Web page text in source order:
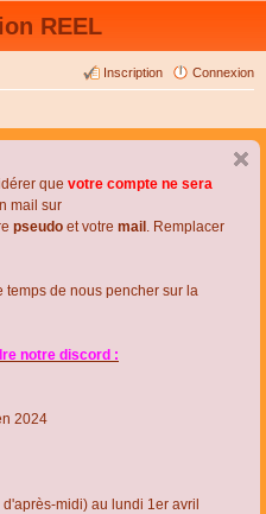
REEL
Connexion
Inscription
que votre compte ne sera
mail sur
pseudo et votre mail . Remplacer
temps de nous pencher sur la
notre discord :
2024
midi) au lundi 1er avril